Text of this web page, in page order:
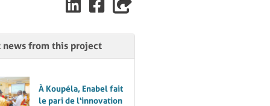
news from this project
À Koupéla, Enabel fait
le pari de l'innovation